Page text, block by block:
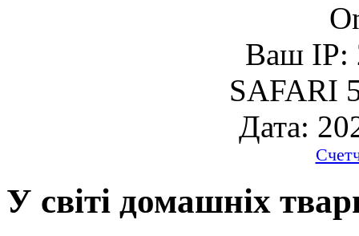
Ваш IP:
SAFARI
Дата:
У світі домашніх